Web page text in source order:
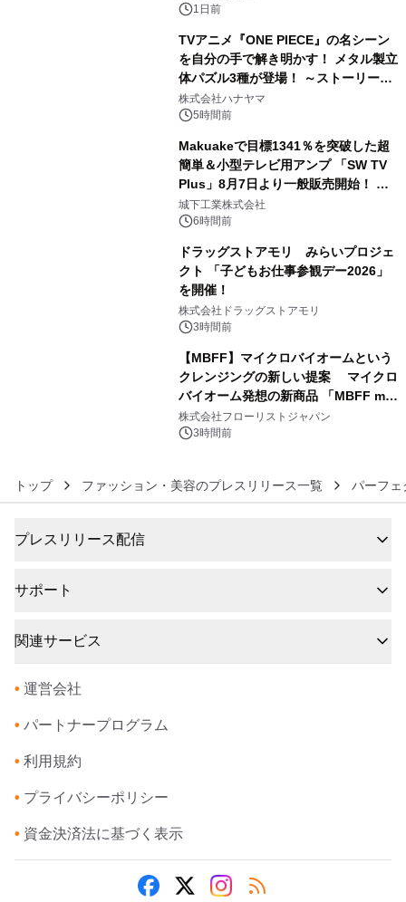
1日前
TVアニメ『ONE PIECE』の名シーン
を自分の手で解き明かす！ メタル製立
体パズル3種が登場！ ～ストーリーと
ギミックが融合した 大人の体験型パズ
ルが8月7日(金)12時より先行予約受付
株式会社ハナヤマ
5時間前
Makuakeで目標1341％を突破した超
簡単＆小型テレビ用アンプ 「SW TV
Plus」8月7日より一般販売開始！ ケ
ーブル1本つなぐだけ、テレビの音が
ぐっと豊かに
城下工業株式会社
6時間前
ドラッグストアモリ みらいプロジェ
クト 「子どもお仕事参観デー2026」
を開催！
株式会社ドラッグストアモリ
3時間前
【MBFF】マイクロバイオームという
クレンジングの新しい提案 マイクロ
バイオーム発想の新商品 「MBFF mb
クレンジングPRO」を2026年8月6日
発売
株式会社フローリストジャパン
3時間前
トップ ファッション・美容のプレスリリース一覧 パーフェ
プレスリリース配信
サポート
関連サービス
• 運営会社
• パートナープログラム
• 利用規約
• プライバシーポリシー
• 資金決済法に基づく表示